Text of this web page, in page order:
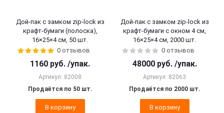
Дой-пак с замком zip-lock из
крафт-бумаги (полоска),
16×25×4 cм, 50 шт.
0 отзывов
1160 руб. /упак.
Артикул: 82008
Продаётся по 50 шт.
В корзину
Дой-пак с замком zip-lock из
крафт-бумаги с окном 4 см,
16×25×4 cм, 2000 шт.
0 отзывов
48000 руб. /упак.
Артикул: 82063
Продаётся по 2000 шт.
В корзину